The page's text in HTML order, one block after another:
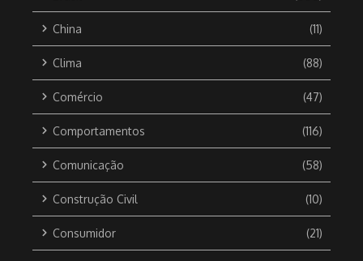
China (11)
Clima (88)
Comércio (47)
Comportamentos (116)
Comunicação (58)
Construção Civil (10)
Consumidor (21)